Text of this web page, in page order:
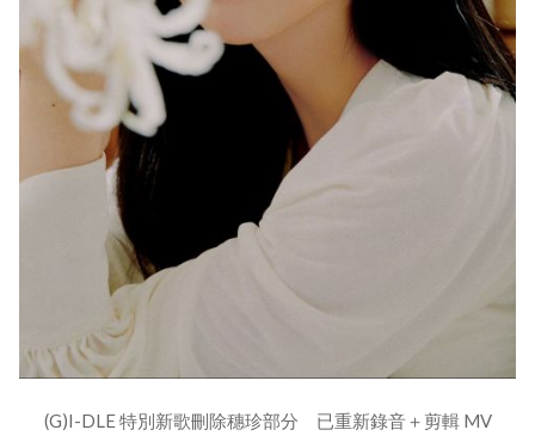
(G)I-DLE 特別新歌刪除穗珍部分 已重新錄音＋剪輯 MV